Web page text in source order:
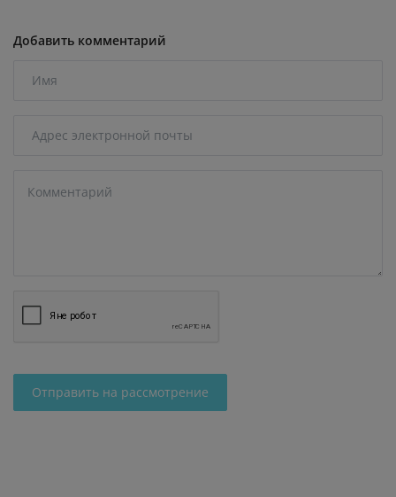
Добавить комментарий
Отправить на рассмотрение